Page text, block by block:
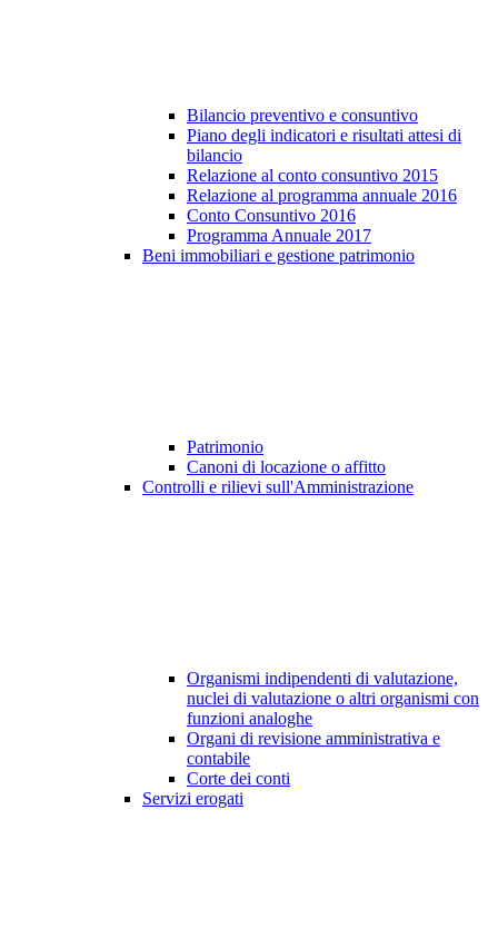
Bilancio preventivo e consuntivo
Piano degli indicatori e risultati attesi di
bilancio
Relazione al conto consuntivo 2015
Relazione al programma annuale 2016
Conto Consuntivo 2016
Programma Annuale 2017
Beni immobiliari e gestione patrimonio
Patrimonio
Canoni di locazione o affitto
Controlli e rilievi sull'Amministrazione
Organismi indipendenti di valutazione,
nuclei di valutazione o altri organismi con
funzioni analoghe
Organi di revisione amministrativa e
contabile
Corte dei conti
Servizi erogati